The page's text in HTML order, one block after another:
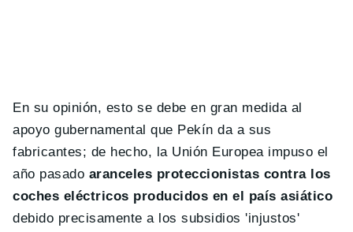
En su opinión, esto se debe en gran medida al
apoyo gubernamental que Pekín da a sus
fabricantes; de hecho, la Unión Europea impuso el
año pasado aranceles proteccionistas contra los
coches eléctricos producidos en el país asiático
debido precisamente a los subsidios 'injustos'